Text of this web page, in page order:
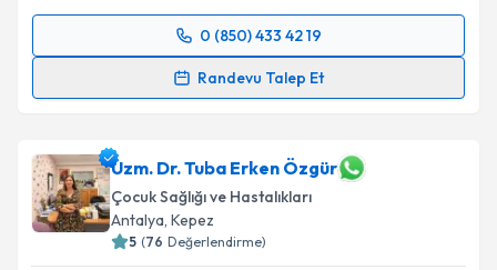
0 (850) 433 42 19
Randevu Talep Et
Randevu Takvimi Talebi
almanız için bir takvim hazırlandığında e-posta ile
bilgilendireceğiz.
E-posta Adresiniz
Uzm. Dr. Tuba Erken Özgür
Çocuk Sağlığı ve Hastalıkları
Antalya, Kepez
5 (76 Değerlendirme)